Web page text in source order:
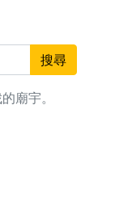
搜尋
廟宇。